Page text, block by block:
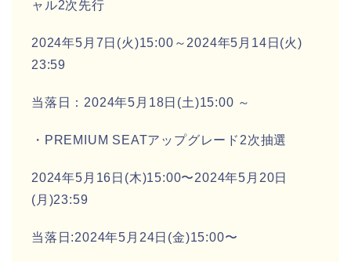
ャル2次先行
2024年5月7日(火)15:00～2024年5月14日(火)
23:59
当落日：2024年5月18日(土)15:00 ～
・PREMIUM SEATアップグレード2次抽選
2024年5月16日(木)15:00〜2024年5月20日
(月)23:59
当落日:2024年5月24日(金)15:00〜